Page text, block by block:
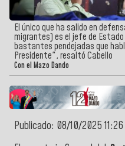
El único que ha salido en
migrantes) es el jefe de
bastantes pendejadas que
Presidente", resaltó Cabello
Con el Mazo Dando
Publicado: 08/10/2025 11:26